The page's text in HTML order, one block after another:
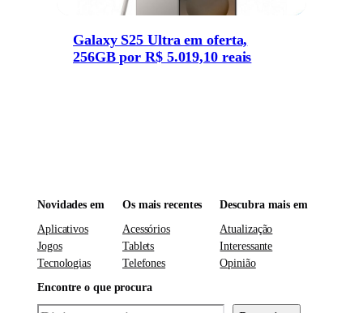
Galaxy S25 Ultra em oferta,
256GB por R$ 5.019,10 reais
Novidades em
Aplicativos
Jogos
Tecnologias
Os mais recentes
Acessórios
Tablets
Telefones
Descubra mais em
Atualização
Interessante
Opinião
Encontre o que procura